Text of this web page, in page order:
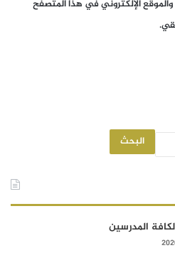
الإلكتروني في هذا المتصفح
البحث
المدرسين